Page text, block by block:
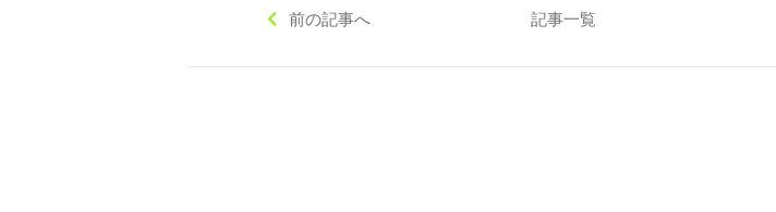
前の記事へ 記事一覧